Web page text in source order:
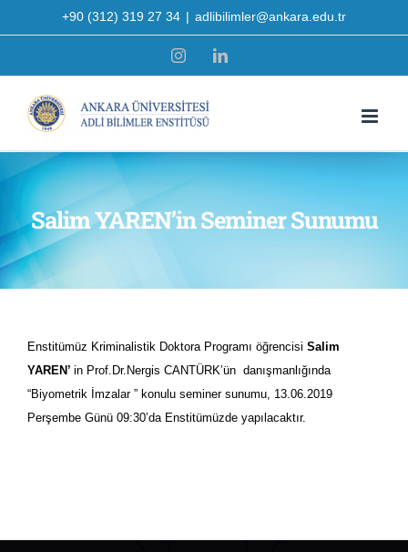
to
+90 (312) 319 27 34 | adlibilimler@ankara.edu.tr
InstagramLinkedIn
Salim YAREN’in Seminer Sunumu
Enstitümüz Kriminalistik Doktora Programı öğrencisi Salim
YAREN’ in Prof.Dr.Nergis CANTÜRK’ün danışmanlığında
“Biyometrik İmzalar ” konulu seminer sunumu, 13.06.2019
Perşembe Günü 09:30’da Enstitümüzde yapılacaktır.